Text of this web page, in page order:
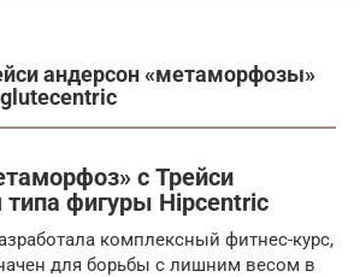
андерсон «метаморфозы»
с Трейси
типа фигуры Hipcentric
комплексный фитнес-курс,
для борьбы с лишним весом в